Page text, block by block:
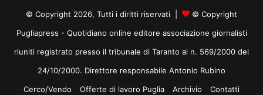
© Copyright 2026, Tutti i diritti riservati |
© Copyright
Pugliapress - Quotidiano online editore associazione giornalisti
riuniti registrato presso il tribunale di Taranto al n. 569/2000 del
24/10/2000. Direttore responsabile Antonio Rubino
Cerco/Vendo
Offerte di lavoro Puglia Archivio
Contatti